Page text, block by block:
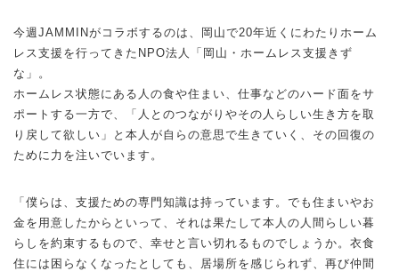
今週JAMMINがコラボするのは、岡山で20年近くにわたりホーム
レス支援を行ってきたNPO法人「岡山・ホームレス支援きず
な」。
ホームレス状態にある人の食や住まい、仕事などのハード面をサ
ポートする一方で、「人とのつながりやその人らしい生き方を取
り戻して欲しい」と本人が自らの意思で生きていく、その回復の
ために力を注いでいます。
「僕らは、支援ための専門知識は持っています。でも住まいやお
金を用意したからといって、それは果たして本人の人間らしい暮
らしを約束するもので、幸せと言い切れるものでしょうか。衣食
住には困らなくなったとしても、居場所を感じられず、再び仲間